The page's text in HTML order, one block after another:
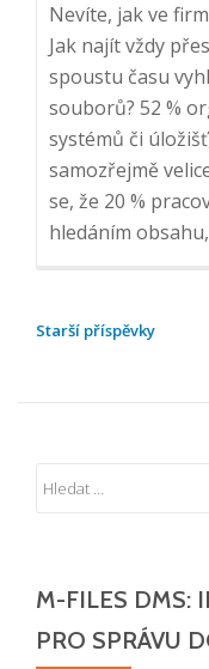
Nevíte, jak ve
Jak najít vždy
spoustu času
souborů? 52 %
systémů či
samozřejmě
se, že 20 %
hledáním
NAVIGACE
Starší příspěvky
M-FILES DMS:
PRO SPRÁVU